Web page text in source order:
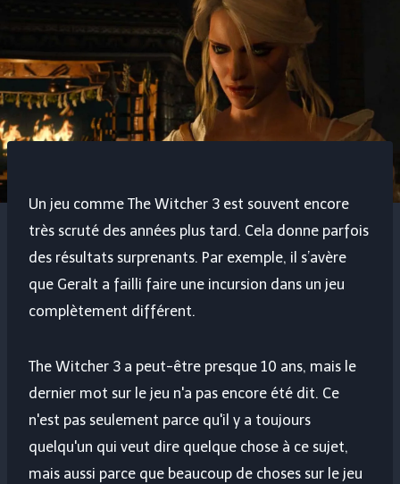
Un jeu comme The Witcher 3 est souvent encore
très scruté des années plus tard. Cela donne parfois
des résultats surprenants. Par exemple, il s’avère
que Geralt a failli faire une incursion dans un jeu
complètement différent.
The Witcher 3 a peut-être presque 10 ans, mais le
dernier mot sur le jeu n'a pas encore été dit. Ce
n'est pas seulement parce qu'il y a toujours
quelqu'un qui veut dire quelque chose à ce sujet,
mais aussi parce que beaucoup de choses sur le jeu